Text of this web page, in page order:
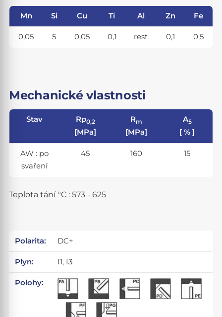
Mn Si Cu Ti Al Zn Fe
0,05 5 0,05 0,1 rest 0,1 0,5
Mechanické vlastnosti
Stav Rp0,2
[MPa]
Rm
[MPa]
A5
[ % ]
AW : po
svaření
45 160 15
Teplota tání °C : 573 - 625
Polarita: DC+
Plyn: I1, I3
Polohy: